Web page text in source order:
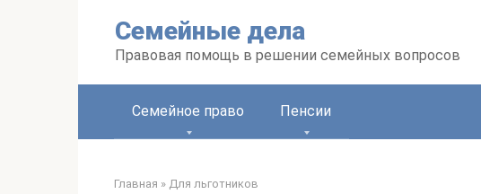
Семейные дела
Правовая помощь в решении семейных вопросов
Семейное право Пенсии
Главная » Для льготников